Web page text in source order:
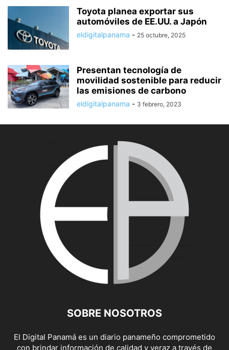
Toyota planea exportar sus
automóviles de EE.UU. a Japón
eldigitalpanama - 25 octubre, 2025
Presentan tecnología de
movilidad sostenible para reducir
las emisiones de carbono
eldigitalpanama - 3 febrero, 2023
SOBRE NOSOTROS
El Digital Panamá es un diario panameño comprometido
con brindar información de calidad y veraz a través de